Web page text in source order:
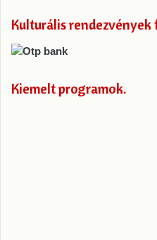
Kulturális
Kiemelt programok